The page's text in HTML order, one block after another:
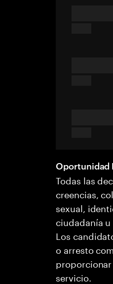
Oportunidad
Todas las
creencias,
sexual,
ciudadanía
Los
o arresto
servicio.